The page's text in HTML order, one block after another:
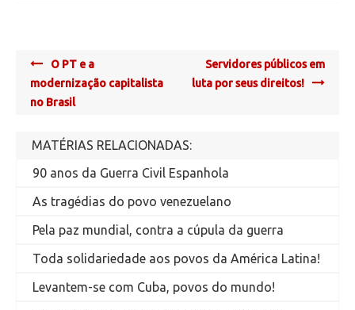
Post
navigation
O PT e a
modernização capitalista
no Brasil
Servidores públicos em
luta por seus direitos!
MATÉRIAS RELACIONADAS:
90 anos da Guerra Civil Espanhola
As tragédias do povo venezuelano
Pela paz mundial, contra a cúpula da guerra
Toda solidariedade aos povos da América Latina!
Levantem-se com Cuba, povos do mundo!